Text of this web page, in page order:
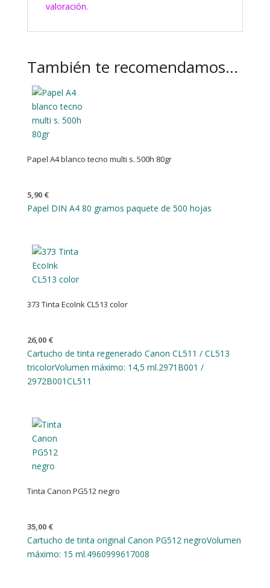
valoración.
También te recomendamos…
Papel A4 blanco tecno multi s. 500h 80gr
5,90 €
Papel DIN A4 80 gramos paquete de 500 hojas
373 Tinta EcoInk CL513 color
26,00 €
Cartucho de tinta regenerado Canon CL511 / CL513
tricolorVolumen máximo: 14,5 ml.2971B001 /
2972B001CL511
Tinta Canon PG512 negro
35,00 €
Cartucho de tinta original Canon PG512 negroVolumen
máximo: 15 ml.4960999617008